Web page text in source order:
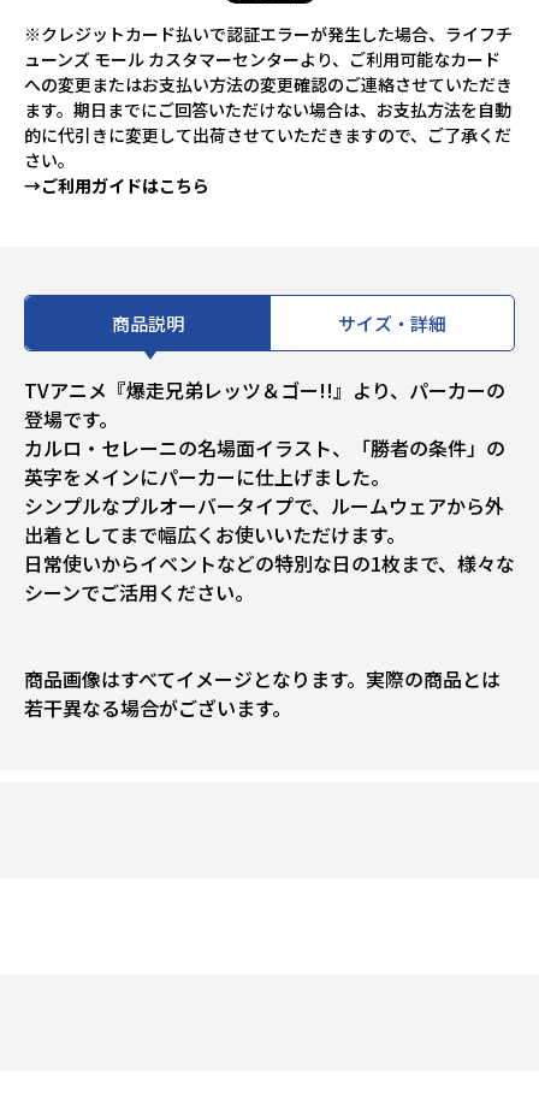
※クレジットカード払いで認証エラーが発生した場合、ライフチ
ューンズ モール カスタマーセンターより、ご利用可能なカード
への変更またはお支払い方法の変更確認のご連絡させていただき
ます。期日までにご回答いただけない場合は、お支払方法を自動
的に代引きに変更して出荷させていただきますので、ご了承くだ
さい。
→ご利用ガイドはこちら
商品説明 サイズ・詳細
TVアニメ『爆走兄弟レッツ＆ゴー!!』より、パーカーの
登場です。
カルロ・セレーニの名場面イラスト、「勝者の条件」の
英字をメインにパーカーに仕上げました。
シンプルなプルオーバータイプで、ルームウェアから外
出着としてまで幅広くお使いいただけます。
日常使いからイベントなどの特別な日の1枚まで、様々な
シーンでご活用ください。
商品画像はすべてイメージとなります。実際の商品とは
若干異なる場合がございます。